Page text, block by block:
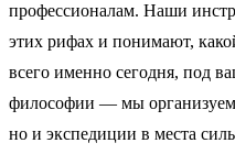
профессионалам. Наши
этих рифах и понимают,
всего именно сегодня, под
философии — мы организуем
но и экспедиции в места